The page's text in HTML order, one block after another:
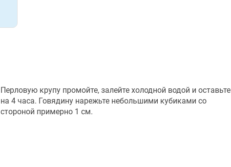
Перловую крупу промойте, залейте холодной водой и оставьте
на 4 часа. Говядину нарежьте небольшими кубиками со
стороной примерно 1 см.